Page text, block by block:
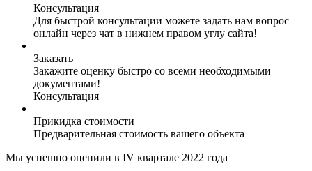
Консультация
Для быстрой консультации можете задать нам вопрос
онлайн через чат в нижнем правом углу сайта!
Заказать
Закажите оценку быстро со всеми необходимыми
документами!
Консультация
Прикидка стоимости
Предварительная стоимость вашего объекта
Мы успешно оценили в IV квартале 2022 года